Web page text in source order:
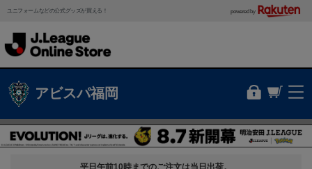
ユニフォームなどの公式グッズが買える！ powered by
アビスパ福岡
平日午前10時までのご注文は当日出荷。